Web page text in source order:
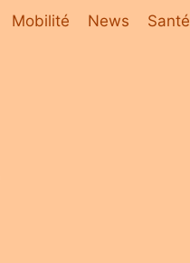
Mobilité News Santé